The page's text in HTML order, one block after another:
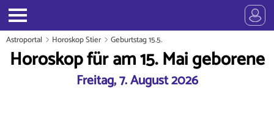
Astroportal Horoskop Stier Geburtstag 15.5.
Horoskop für am 15. Mai geborene
Freitag, 7. August 2026